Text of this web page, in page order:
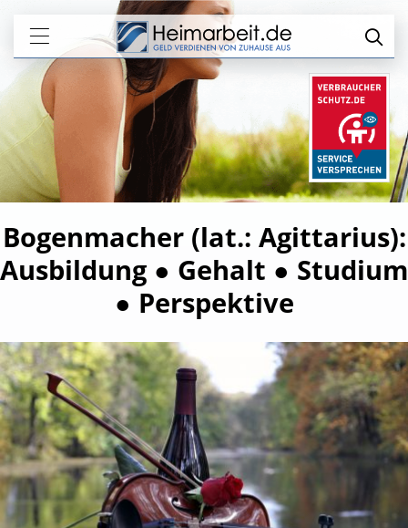
Bogenmacher (lat.: Agittarius):
Ausbildung ● Gehalt ● Studium
● Perspektive